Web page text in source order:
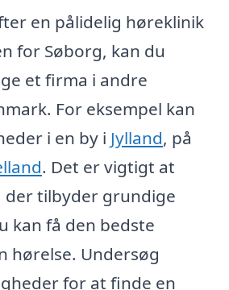
en pålidelig høreklinik
for Søborg, kan du
et firma i andre
For eksempel kan
i en by i Jylland, på
. Det er vigtigt at
tilbyder grundige
kan få den bedste
hørelse. Undersøg
for at finde en